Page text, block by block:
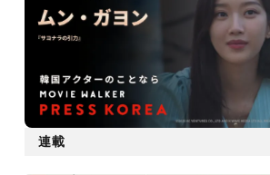
連載